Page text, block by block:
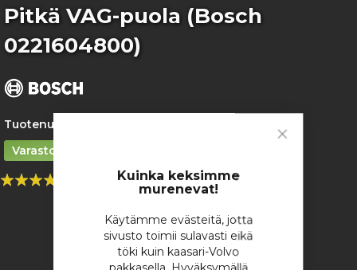
Kuinka keksimme
murenevat!
Käytämme evästeitä, jotta
sivusto toimii sulavasti eikä
töki kuin kaasari-Volvo
Skip
to
the
beginning
the
gallery
Pitkä VAG-puola (Bosch
0221604800)
Tuotenumero:
Varastossa
Rating:
Arvostelu Lisää arviosi
/ kappale
43,74 €